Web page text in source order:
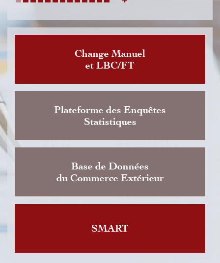
Change Manuel
et LBC/FT
Plateforme des Enquêtes
Statistiques
Base de Données
du Commerce Extérieur
SMART